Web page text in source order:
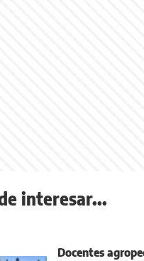
interesar...
Docentes